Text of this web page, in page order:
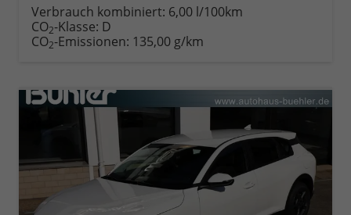
Verbrauch kombiniert: 6,00 l/100km
CO2-Klasse: D
CO2-Emissionen: 135,00 g/km